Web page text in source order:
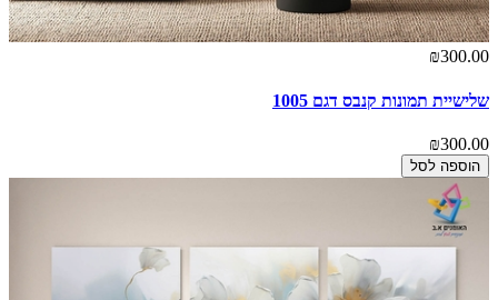
₪300.00
שלישיית תמונות קנבס דגם 1005
₪300.00
הוספה לסל